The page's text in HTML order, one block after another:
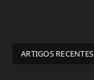
ARTIGOS RECENTES